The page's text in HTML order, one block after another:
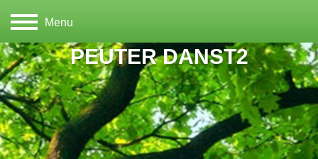
Menu
PEUTER DANST2